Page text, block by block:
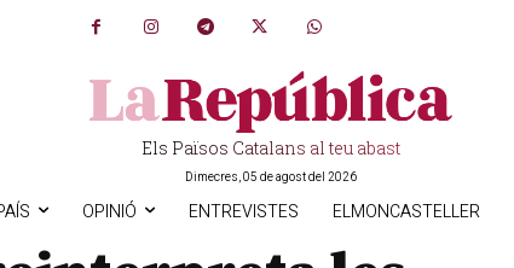
Els Països Catalans al teu abast
Dimecres, 05 de agost del 2026
OPINIÓ ENTREVISTES ELMONCASTELLER